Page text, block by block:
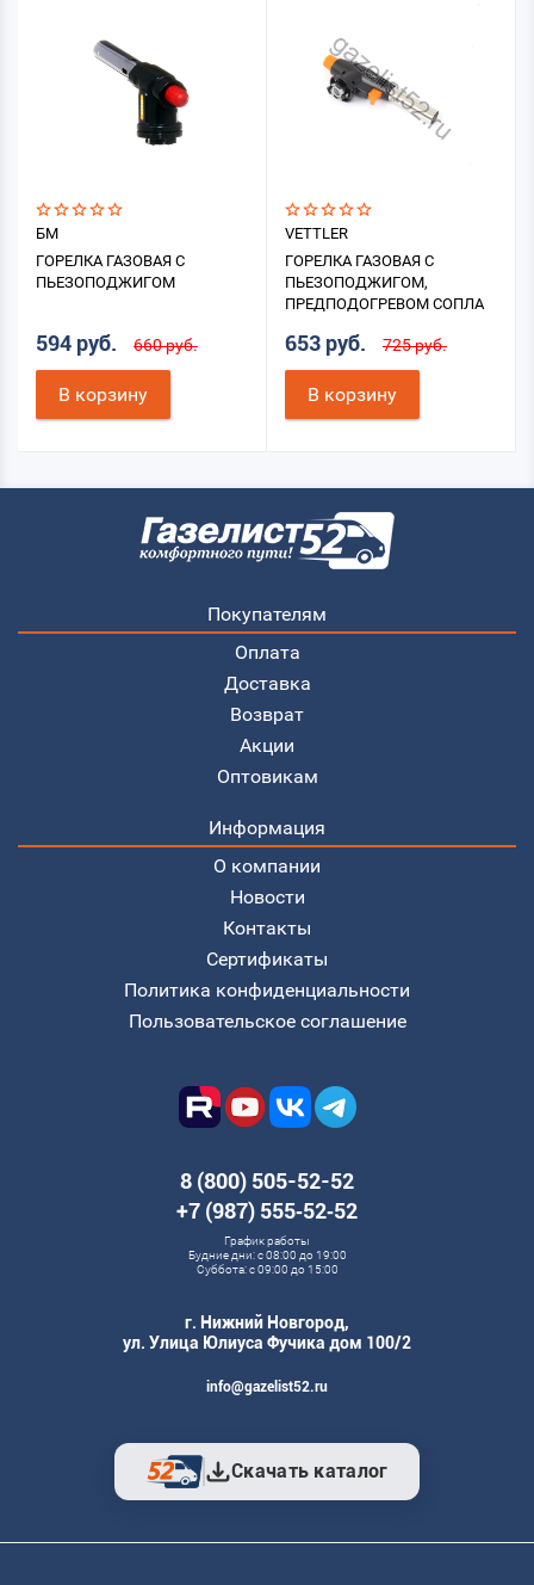
БМ
ГОРЕЛКА ГАЗОВАЯ С
ПЬЕЗОПОДЖИГОМ
594 руб. 660 руб.
В корзину
VETTLER
ГОРЕЛКА ГАЗОВАЯ С
ПЬЕЗОПОДЖИГОМ,
ПРЕДПОДОГРЕВОМ СОПЛА
653 руб. 725 руб.
В корзину
Покупателям
Оплата
Доставка
Возврат
Акции
Оптовикам
Информация
О компании
Новости
Контакты
Сертификаты
Политика конфиденциальности
Пользовательское соглашение
8 (800) 505-52-52
+7 (987) 555‑52‑52
График работы
Будние дни: с 08:00 до 19:00
Суббота: с 09:00 до 15:00
г. Нижний Новгород,
ул. Улица Юлиуса Фучика дом 100/2
info@gazelist52.ru
Скачать каталог